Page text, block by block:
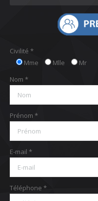
Civilité *
Mme
Mlle
Mr
Nom *
Prénom *
E-mail *
Téléphone *